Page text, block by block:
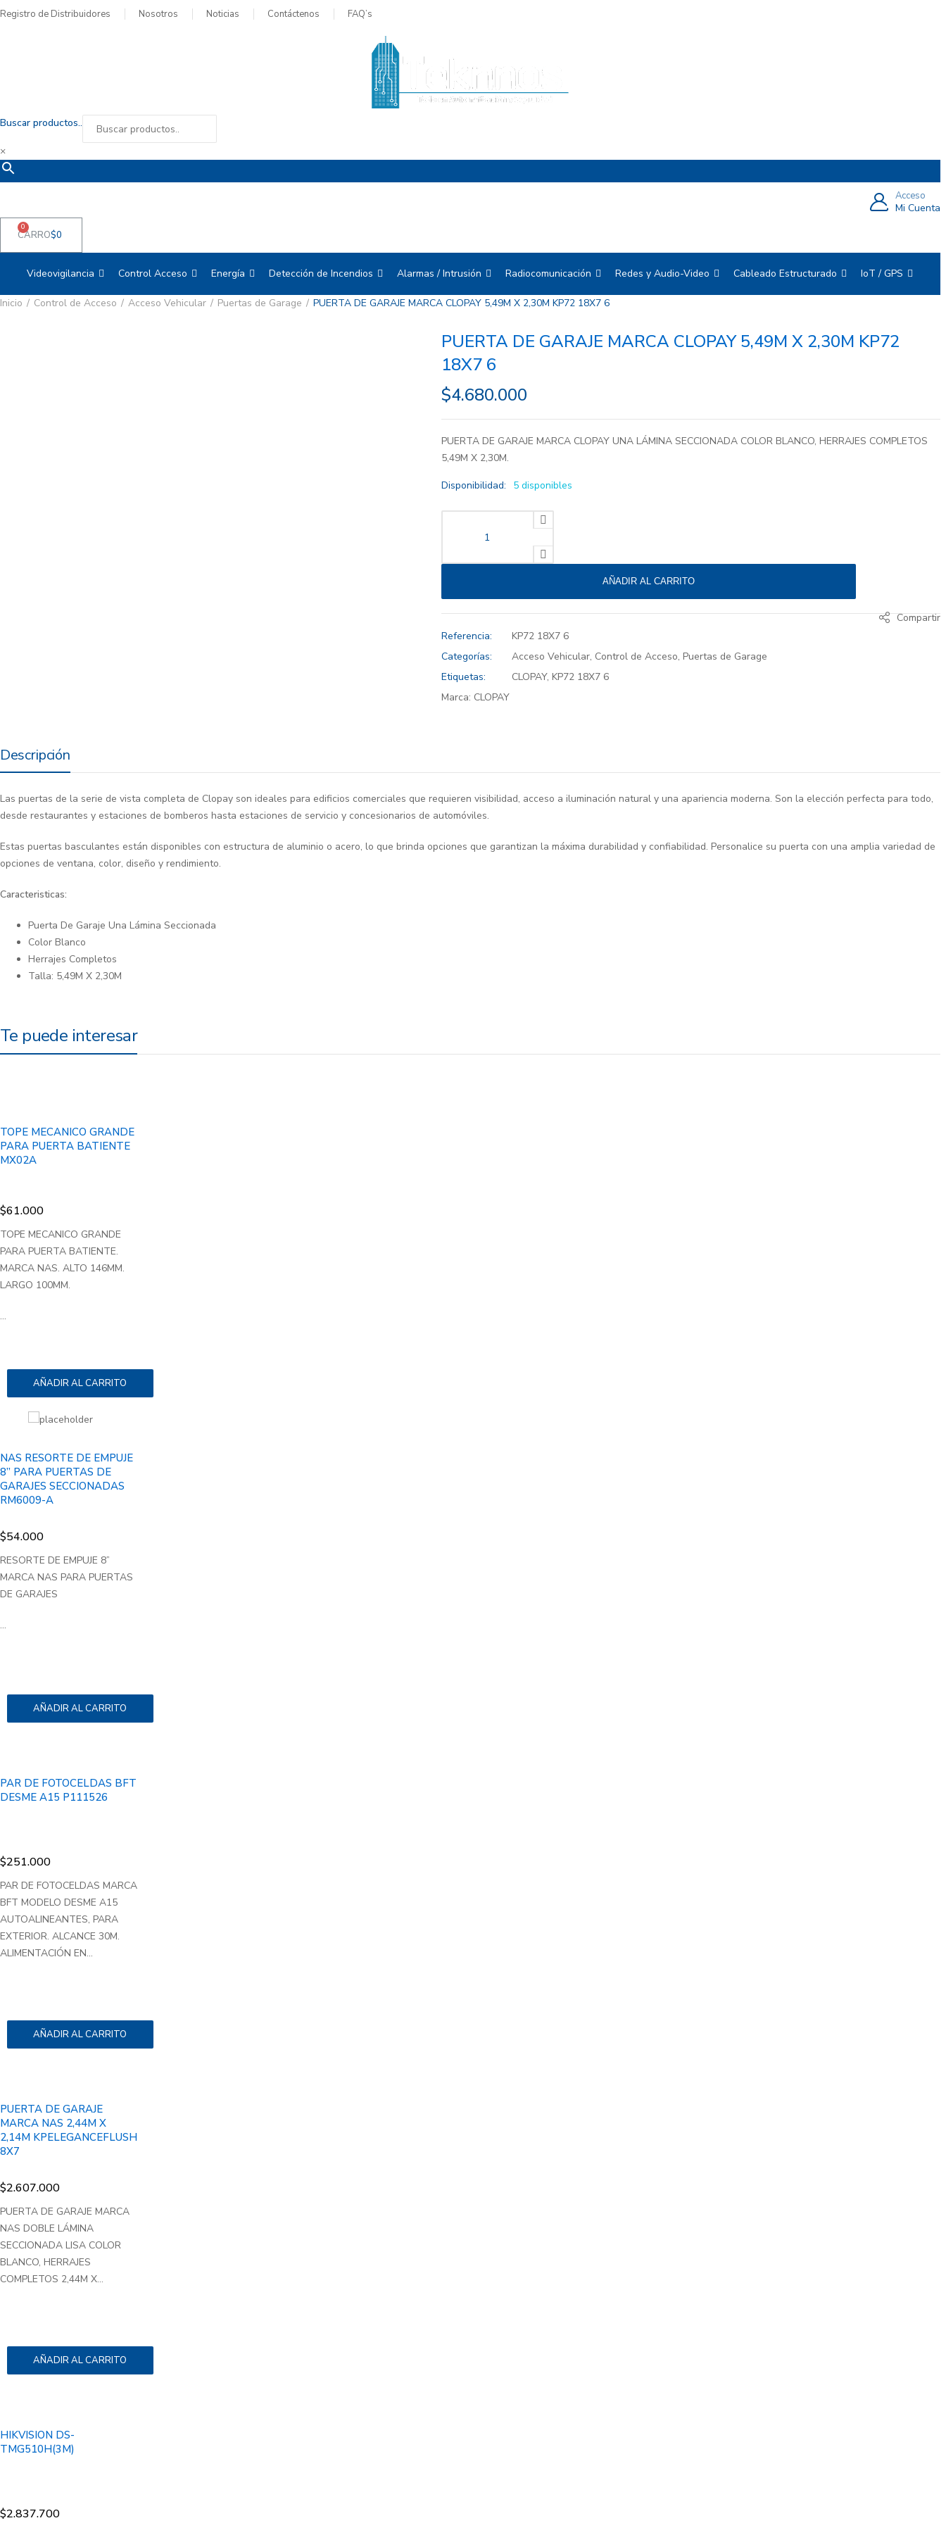
Registro de Distribuidores Nosotros Noticias Contáctenos FAQ’s
Buscar productos..
×
Acceso
Mi Cuenta
$0
0
CARRO
Videovigilancia Control Acceso Energía Detección de Incendios Alarmas / Intrusión Radiocomunicación Redes y Audio-Video Cableado Estructurado IoT / GPS
Inicio Control de Acceso Acceso Vehicular Puertas de Garage PUERTA DE GARAJE MARCA CLOPAY 5,49M X 2,30M KP72 18X7 6
PUERTA DE GARAJE MARCA CLOPAY 5,49M X 2,30M KP72
18X7 6
$4.680.000
PUERTA DE GARAJE MARCA CLOPAY UNA LÁMINA SECCIONADA COLOR BLANCO, HERRAJES COMPLETOS
5,49M X 2,30M.
Disponibilidad: 5 disponibles
PUERTA DE GARAJE MARCA CLOPAY 5,49M X 2,30M KP72 18X7 6 cantidad
AÑADIR AL CARRITO
Compartir
Referencia:
KP72 18X7 6
Categorías:
Acceso Vehicular, Control de Acceso, Puertas de Garage
Etiquetas:
CLOPAY, KP72 18X7 6
Marca: CLOPAY
Descripción
Las puertas de la serie de vista completa de Clopay son ideales para edificios comerciales que requieren visibilidad, acceso a iluminación natural y una apariencia moderna. Son la elección perfecta para todo,
desde restaurantes y estaciones de bomberos hasta estaciones de servicio y concesionarios de automóviles.
Estas puertas basculantes están disponibles con estructura de aluminio o acero, lo que brinda opciones que garantizan la máxima durabilidad y confiabilidad. Personalice su puerta con una amplia variedad de
opciones de ventana, color, diseño y rendimiento.
Caracteristicas:
Puerta De Garaje Una Lámina Seccionada
Color Blanco
Herrajes Completos
Talla: 5,49M X 2,30M
Te puede interesar
TOPE MECANICO GRANDE
PARA PUERTA BATIENTE
MX02A
$61.000
TOPE MECANICO GRANDE
PARA PUERTA BATIENTE.
MARCA NAS. ALTO 146MM.
LARGO 100MM.
...
AÑADIR AL CARRITO
NAS RESORTE DE EMPUJE
8” PARA PUERTAS DE
GARAJES SECCIONADAS
RM6009-A
$54.000
RESORTE DE EMPUJE 8”
MARCA NAS PARA PUERTAS
DE GARAJES
...
AÑADIR AL CARRITO
PAR DE FOTOCELDAS BFT
DESME A15 P111526
$251.000
PAR DE FOTOCELDAS MARCA
BFT MODELO DESME A15
AUTOALINEANTES, PARA
EXTERIOR. ALCANCE 30M.
ALIMENTACIÓN EN...
AÑADIR AL CARRITO
PUERTA DE GARAJE
MARCA NAS 2,44M X
2,14M KPELEGANCEFLUSH
8X7
$2.607.000
PUERTA DE GARAJE MARCA
NAS DOBLE LÁMINA
SECCIONADA LISA COLOR
BLANCO, HERRAJES
COMPLETOS 2,44M X...
AÑADIR AL CARRITO
HIKVISION DS-
TMG510H(3M)
$2.837.700